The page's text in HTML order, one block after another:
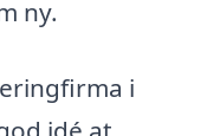
ny.
i